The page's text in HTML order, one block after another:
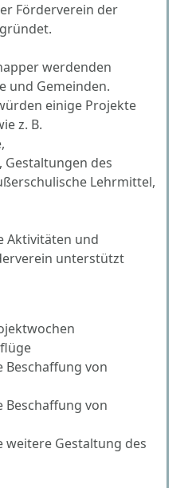
Förderverein der
werdenden
und Gemeinden.
einige Projekte
z. B.
des
Lehrmittel,
Aktivitäten und
unterstützt
Beschaffung von
Beschaffung von
weitere Gestaltung des